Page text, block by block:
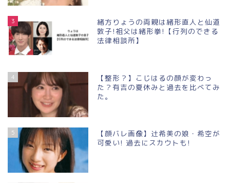
3
緒方りょうの両親は緒形直人と仙道
敦子!祖父は緒形拳!【行列のできる
法律相談所】
4
【整形？】こじはるの顔が変わっ
た？有吉の夏休みと過去を比べてみ
た。
5
【顔バレ画像】辻希美の娘・希空が
可愛い! 過去にスカウトも!